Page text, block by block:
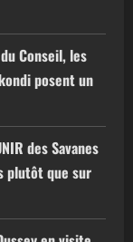
Conseil, les
posent un
des Savanes
plutôt que sur